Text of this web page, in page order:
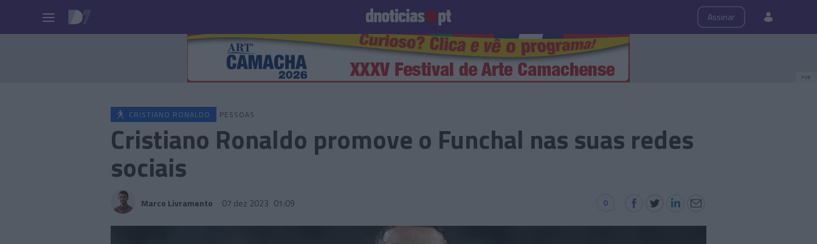
Assinar
Palavras Produto e Marcas
PUB
CRISTIANO RONALDO PESSOAS
Cristiano Ronaldo promove o Funchal nas suas redes
sociais
Marco Livramento 07 dez 2023 01:09 0